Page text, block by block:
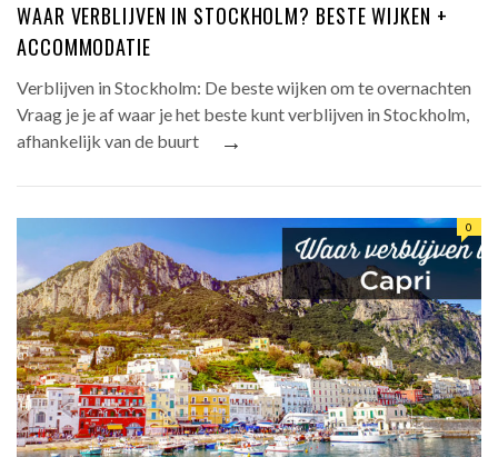
WAAR VERBLIJVEN IN STOCKHOLM? BESTE WIJKEN +
ACCOMMODATIE
Verblijven in Stockholm: De beste wijken om te overnachten
Vraag je je af waar je het beste kunt verblijven in Stockholm,
afhankelijk van de buurt
→
0